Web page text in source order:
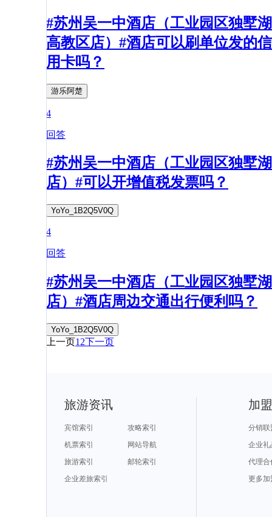
#苏州吴一中酒店（工业园区独墅湖
高教区店）#酒店可以刷单位发的信
用卡吗？
游乐阿楚
4
回答
#苏州吴一中酒店（工业园区独墅湖
店）#可以开增值税发票吗？
YoYo_1B2Q5V0Q
4
回答
#苏州吴一中酒店（工业园区独墅湖
店）#酒店周边交通出行便利吗？
YoYo_1B2Q5V0Q
上一页1 2下一页
旅游资讯
宾馆索引
攻略索引
机票索引
网站导航
旅游索引
邮轮索引
企业差旅索引
加
分销联
企业礼
代理合
更多加